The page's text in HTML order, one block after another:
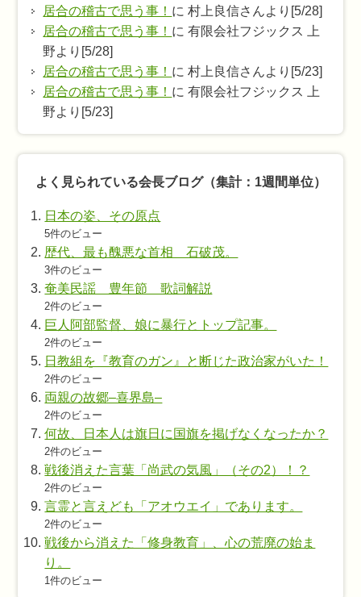
居合の稽古で思う事！ に 村上良信さんより[5/28]
居合の稽古で思う事！ に 有限会社フジックス 上
野より[5/28]
居合の稽古で思う事！ に 村上良信さんより[5/23]
居合の稽古で思う事！ に 有限会社フジックス 上
野より[5/23]
よく見られている会長ブログ（集計：1週間単位）
日本の姿、その原点
5件のビュー
歴代、最も醜悪な首相 石破茂。
3件のビュー
奄美民謡 豊年節 歌詞解説
2件のビュー
巨人阿部監督、娘に暴行とトップ記事。
2件のビュー
日教組を『教育のガン』と断じた政治家がいた！
2件のビュー
両親の故郷–喜界島–
2件のビュー
何故、日本人は旗日に国旗を掲げなくなったか？
2件のビュー
戦後消えた言葉「尚武の気風」（その2）！？
2件のビュー
言霊と言えども「アオウエイ」であります。
2件のビュー
戦後から消えた「修身教育」、心の荒廃の始ま
り。
1件のビュー